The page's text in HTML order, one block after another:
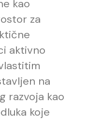
kao
za
aktivno
na
razvoja kao
koje